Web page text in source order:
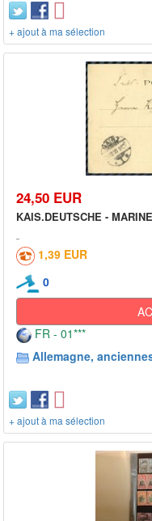
+ ajout à ma sélection
24,50 EUR
KAIS.DEUTSCHE -
1,39 EUR
0
FR - 01***
Allemagne,
+ ajout à ma sélection